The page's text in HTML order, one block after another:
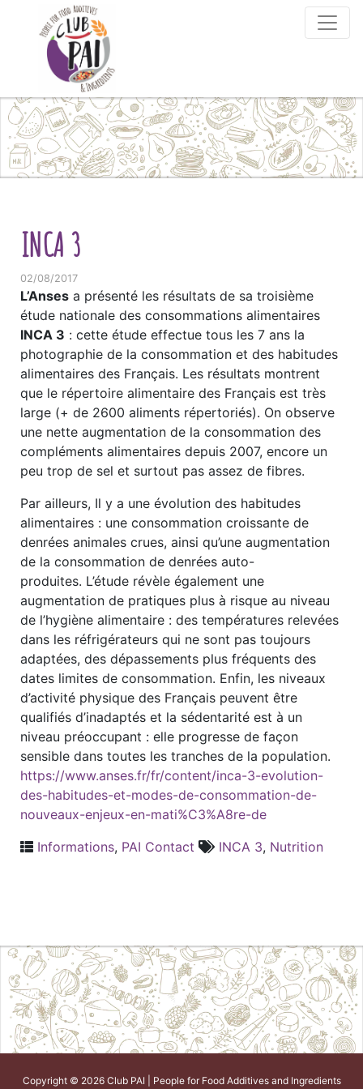
Skip to content
INCA 3
02/08/2017
L’Anses a présenté les résultats de sa troisième
étude nationale des consommations alimentaires
INCA 3 : cette étude effectue tous les 7 ans la
photographie de la consommation et des habitudes
alimentaires des Français. Les résultats montrent
que le répertoire alimentaire des Français est très
large (+ de 2600 aliments répertoriés). On observe
une nette augmentation de la consommation des
compléments alimentaires depuis 2007, encore un
peu trop de sel et surtout pas assez de fibres.
Par ailleurs, Il y a une évolution des habitudes
alimentaires : une consommation croissante de
denrées animales crues, ainsi qu’une augmentation
de la consommation de denrées auto-
produites. L’étude révèle également une
augmentation de pratiques plus à risque au niveau
de l’hygiène alimentaire : des températures relevées
dans les réfrigérateurs qui ne sont pas toujours
adaptées, des dépassements plus fréquents des
dates limites de consommation. Enfin, les niveaux
d’activité physique des Français peuvent être
qualifiés d’inadaptés et la sédentarité est à un
niveau préoccupant : elle progresse de façon
sensible dans toutes les tranches de la population.
https://www.anses.fr/fr/content/inca-3-evolution-
des-habitudes-et-modes-de-consommation-de-
nouveaux-enjeux-en-mati%C3%A8re-de
Informations, PAI Contact INCA 3, Nutrition
Copyright © 2026 Club PAI | People for Food Additives and Ingredients